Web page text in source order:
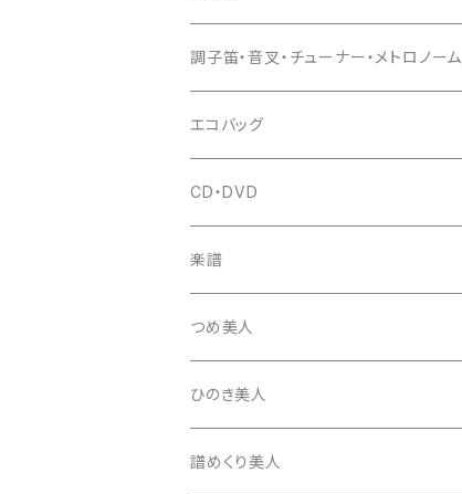
爪ばさみ
箏柱
柱入
平柱入
三角柱入
琴台
13絃用琴台（低）
13絃用琴台（高）
桐柱箱
消音フェルト
(丸三) 寿糸
はつね糸
駒
地唄駒
長唄駒
糸駒入
爪駒入
撥入
一丁撥入
三角撥入（ファスナー式）
撥
長唄・民謡撥
地唄撥
撥さや
撥滑り止めゴム
シュモク（当り鉦バチ）
座奏用譜面台
立奏用譜面台
調子笛・音叉・チューナー・メトロノーム
調子笛・音叉
チューナー・メトロノーム
エコバッグ
CD・DVD
楽譜
つめ美人
ひのき美人
譜めくり美人